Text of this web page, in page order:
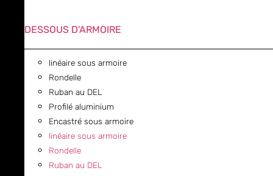
DESSOUS D'ARMOIRE
linéaire sous armoire
Rondelle
Ruban au DEL
Profilé aluminium
Encastré sous armoire
linéaire sous armoire
Rondelle
Ruban au DEL